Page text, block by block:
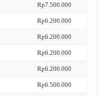
Rp7.500.000
Rp6.200.000
Rp6.200.000
Rp6.200.000
Rp6.200.000
Rp6.500.000